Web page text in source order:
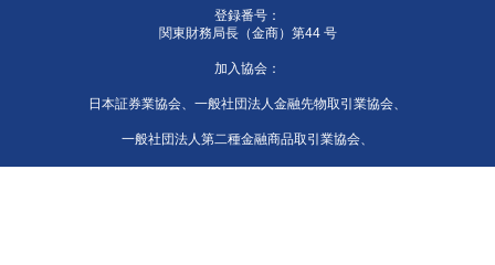
登録番号：
関東財務局長（金商）第44 号
加入協会：
日本証券業協会、一般社団法人金融先物取引業協会、
一般社団法人第二種金融商品取引業協会、